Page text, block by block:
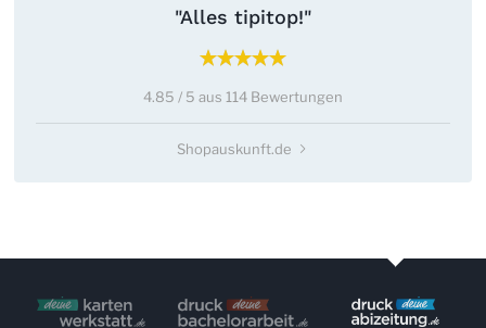
"Alles tipitop!"
4.85 / 5 aus 114 Bewertungen
Shopauskunft.de